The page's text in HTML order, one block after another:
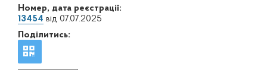
Номер, дата реєстрації:
13454 від 07.07.2025
Поділитись: